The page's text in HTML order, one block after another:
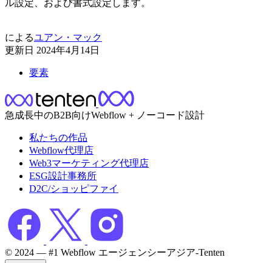
ル設定、および書式設定します。
によるユアン・マック
更新日 2024年4月14日
要素
急成長中のB2B向けWebflow + ノーコード設計
私たちの作品
Webflow代理店
Web3マーケティング代理店
ESG設計事務所
D2C/ショッピファイ
©️ 2024 — #1 Webflow エージェンシーアジア-Tenten